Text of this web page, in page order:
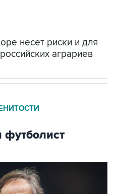
несет риски и для
аграриев
футболист